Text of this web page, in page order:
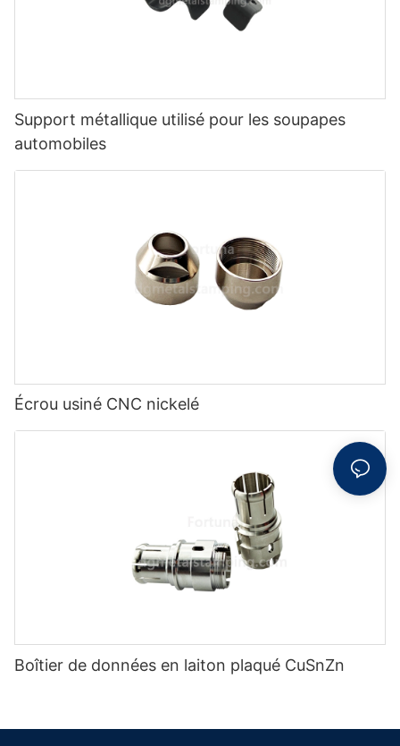
Support métallique utilisé pour les soupapes
automobiles
Écrou usiné CNC nickelé
Boîtier de données en laiton plaqué CuSnZn